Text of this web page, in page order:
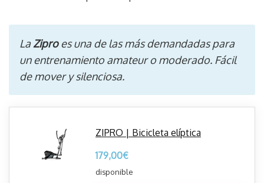
LaZiproes una de las más demandadas para
un entrenamiento amateur o moderado. Fácil
de mover y silenciosa.
ZIPRO | Bicicleta elíptica
179,00€
disponible